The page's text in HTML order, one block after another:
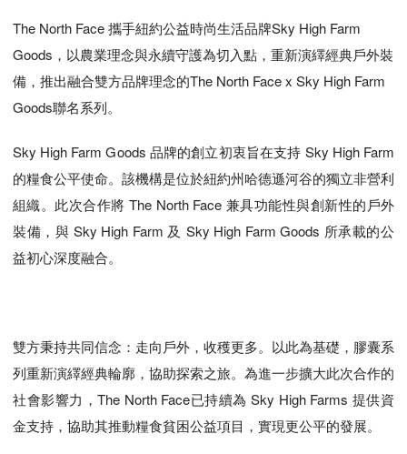
The North Face 攜手紐約公益時尚生活品牌Sky High Farm
Goods，以農業理念與永續守護為切入點，重新演繹經典戶外裝
備，推出融合雙方品牌理念的The North Face x Sky High Farm
Goods聯名系列。
Sky High Farm Goods 品牌的創立初衷旨在支持 Sky High Farm
的糧食公平使命。該機構是位於紐約州哈德遜河谷的獨立非營利
組織。此次合作將 The North Face 兼具功能性與創新性的戶外
裝備，與 Sky High Farm 及 Sky High Farm Goods 所承載的公
益初心深度融合。
雙方秉持共同信念：走向戶外，收穫更多。以此為基礎，膠囊系
列重新演繹經典輪廓，協助探索之旅。為進一步擴大此次合作的
社會影響力，The North Face已持續為 Sky High Farms 提供資
金支持，協助其推動糧食貧困公益項目，實現更公平的發展。